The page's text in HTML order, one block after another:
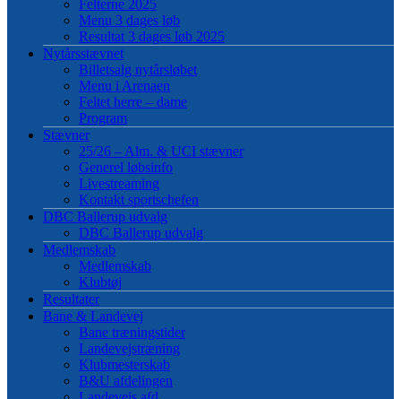
Felterne 2025
Menu 3 dages løb
Resultat 3 dages løb 2025
Nytårsstævnet
Billetsalg nytårsløbet
Menu i Arenaen
Feltet herre – dame
Program
Stævner
25/26 – Alm. & UCI stævner
Generel løbsinfo
Livestreaming
Kontakt sportschefen
DBC Ballerup udvalg
DBC Ballerup udvalg
Medlemskab
Medlemskab
Klubtøj
Resultater
Bane & Landevej
Bane træningstider
Landevejstræning
Klubmesterskab
B&U afdelingen